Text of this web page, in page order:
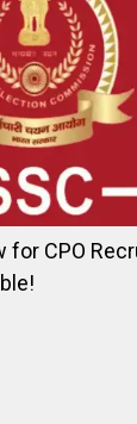
for CPO